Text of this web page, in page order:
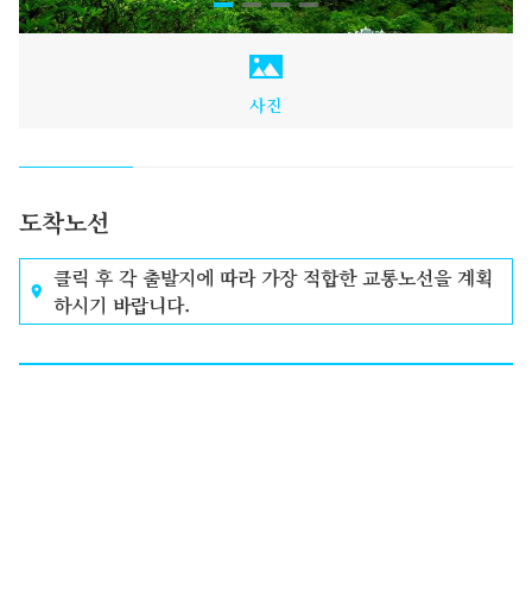
사진
도착노선
클릭 후 각 출발지에 따라 가장 적합한 교통노선을 계획
하시기 바랍니다.